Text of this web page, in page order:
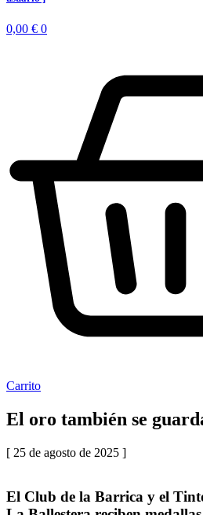
0,00 € 0
Carrito
El oro también se
[ 25 de agosto de 2025 ]
El Club de la Barrica y el